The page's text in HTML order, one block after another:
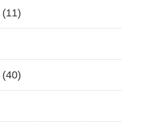
(11)
(40)